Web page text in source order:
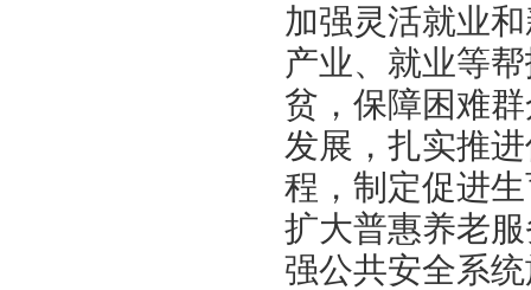
加强灵活就业
产业、就业等
贫，保障困难
发展，扎实推
程，制定促进
扩大普惠养老
强公共安全系